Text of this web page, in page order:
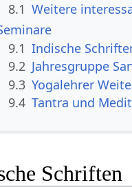
8.1 Weitere
9.1 Indische
9.2 Jahresgruppe
9.3 Yogalehrer
9.4 Tantra und
Schriften